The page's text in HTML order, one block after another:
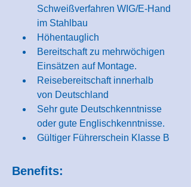
Schweißverfahren WIG/E-Hand
im Stahlbau
Höhentauglich
Bereitschaft zu mehrwöchigen
Einsätzen auf Montage.
Reisebereitschaft innerhalb
von Deutschland
Sehr gute Deutschkenntnisse
oder gute Englischkenntnisse.
Gültiger Führerschein Klasse B
Benefits: